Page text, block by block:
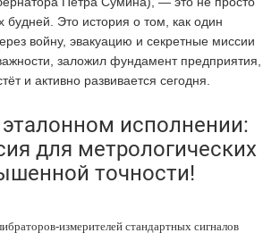
будней. Это история о том, как один
войну, эвакуацию и секретные миссии
заложил фундамент предприятия,
и активно развивается сегодня.
исполнении:
для метрологических
точности!
измерителей стандартных сигналов